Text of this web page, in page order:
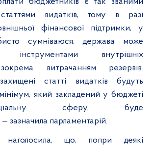
видатків, тому в разі
фінансової підтримки, у
сумніваюся, держава може
інструментами внутрішніх
витрачанням резервів.
статті видатків будуть
який закладений у бюджеті
сферу, буде
— зазначила парламентарій.
що, попри деякі